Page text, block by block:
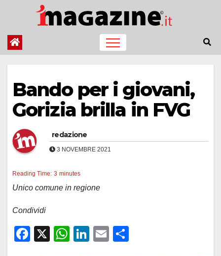
contenuto
Bando per i giovani,
Gorizia brilla in FVG
redazione
3 NOVEMBRE 2021
Reading Time: 3 minutes
Unico comune in regione
Condividi
F
X
W
Li
E